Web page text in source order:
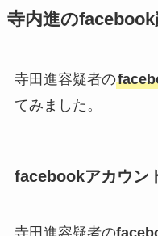
寺内進のfacebook
寺田進容疑者の
てみました。
facebookアカウン
寺田進容疑者の